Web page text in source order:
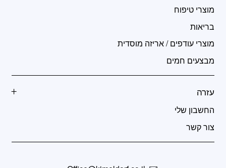
מוצרי טיפוח
בריאות
מוצרי עודפים / אריזה מוסדית
מבצעים חמים
עזרה
החשבון שלי
צור קשר